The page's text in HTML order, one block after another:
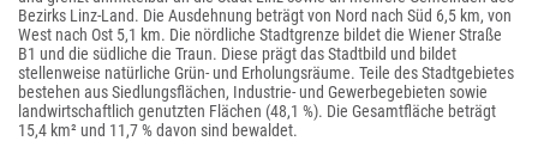
Bezirks Linz-Land. Die Ausdehnung beträgt von Nord nach Süd 6,5 km, von
West nach Ost 5,1 km. Die nördliche Stadtgrenze bildet die Wiener Straße
B1 und die südliche die Traun. Diese prägt das Stadtbild und bildet
stellenweise natürliche Grün- und Erholungsräume. Teile des Stadtgebietes
bestehen aus Siedlungsflächen, Industrie- und Gewerbegebieten sowie
landwirtschaftlich genutzten Flächen (48,1 %). Die Gesamtfläche beträgt
15,4 km² und 11,7 % davon sind bewaldet.